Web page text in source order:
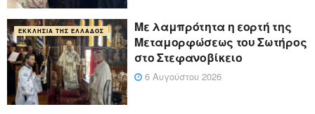
ΕΚΚΛΗΣΊΑ ΤΗΣ ΕΛΛΆΔΟΣ
Με λαμπρότητα η εορτή της
Μεταμορφώσεως του Σωτήρος
στο Στεφανοβίκειο
6 Αυγούστου 2026